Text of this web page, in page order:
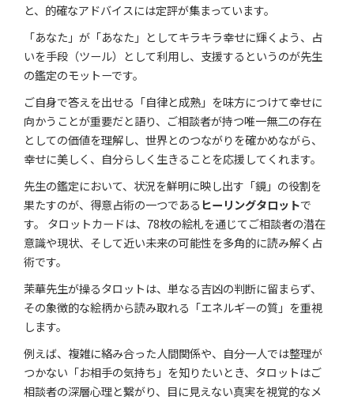
と、的確なアドバイスには定評が集まっています。
「あなた」が「あなた」としてキラキラ幸せに輝くよう、占
いを手段（ツール）として利用し、支援するというのが先生
の鑑定のモットーです。
ご自身で答えを出せる「自律と成熟」を味方につけて幸せに
向かうことが重要だと語り、ご相談者が持つ唯一無二の存在
としての価値を理解し、世界とのつながりを確かめながら、
幸せに美しく、自分らしく生きることを応援してくれます。
先生の鑑定において、状況を鮮明に映し出す「鏡」の役割を
果たすのが、得意占術の一つである ヒーリングタロットで
す。 タロットカードは、78枚の絵札を通じてご相談者の潜在
意識や現状、そして近い未来の可能性を多角的に読み解く占
術です。
茉華先生が操るタロットは、単なる吉凶の判断に留まらず、
その象徴的な絵柄から読み取れる「エネルギーの質」を重視
します。
例えば、複雑に絡み合った人間関係や、自分一人では整理が
つかない「お相手の気持ち」を知りたいとき、タロットはご
相談者の深層心理と繋がり、目に見えない真実を視覚的なメ